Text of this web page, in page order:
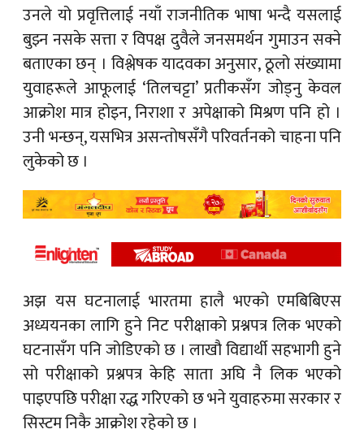
उनले यो प्रवृत्तिलाई नयाँ राजनीतिक भाषा भन्दै यसलाई
बुझ्न नसके सत्ता र विपक्ष दुवैले जनसमर्थन गुमाउन सक्ने
बताएका छन् । विश्लेषक यादवका अनुसार, ठूलो संख्यामा
युवाहरूले आफूलाई ‘तिलचट्टा’ प्रतीकसँग जोड्नु केवल
आक्रोश मात्र होइन, निराशा र अपेक्षाको मिश्रण पनि हो ।
उनी भन्छन्, यसभित्र असन्तोषसँगै परिवर्तनको चाहना पनि
लुकेको छ ।
अझ यस घटनालाई भारतमा हालै भएको एमबिबिएस
अध्ययनका लागि हुने निट परीक्षाको प्रश्नपत्र लिक भएको
घटनासँग पनि जोडिएको छ । लाखौ विद्यार्थी सहभागी हुने
सो परीक्षाको प्रश्नपत्र केहि साता अघि नै लिक भएको
पाइएपछि परीक्षा रद्ध गरिएको छ भने युवाहरुमा सरकार र
सिस्टम निकै आक्रोश रहेको छ ।